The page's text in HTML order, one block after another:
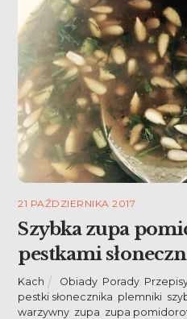
21 PAŹDZIERNIKA 2017
Szybka zupa
pestkami
Kach Obiady Porady
pestki słonecznika plemniki
warzywny zupa zupa